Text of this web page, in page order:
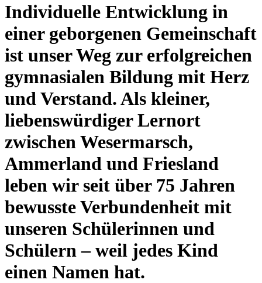
Individuelle Entwicklung in
einer geborgenen Gemeinschaft
ist unser Weg zur erfolgreichen
gymnasialen Bildung mit Herz
und Verstand. Als kleiner,
liebenswürdiger Lernort
zwischen Wesermarsch,
Ammerland und Friesland
leben wir seit über 75 Jahren
bewusste Verbundenheit mit
unseren Schülerinnen und
Schülern – weil jedes Kind
einen Namen hat.